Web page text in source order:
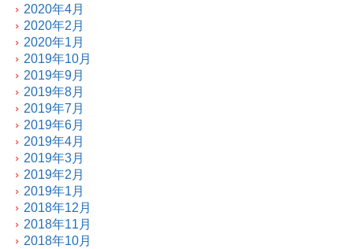
2020年4月
2020年2月
2020年1月
2019年10月
2019年9月
2019年8月
2019年7月
2019年6月
2019年4月
2019年3月
2019年2月
2019年1月
2018年12月
2018年11月
2018年10月